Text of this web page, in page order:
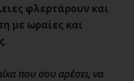
φλερτάρουν και
με ωραίες και
.
που σου αρέσει, να